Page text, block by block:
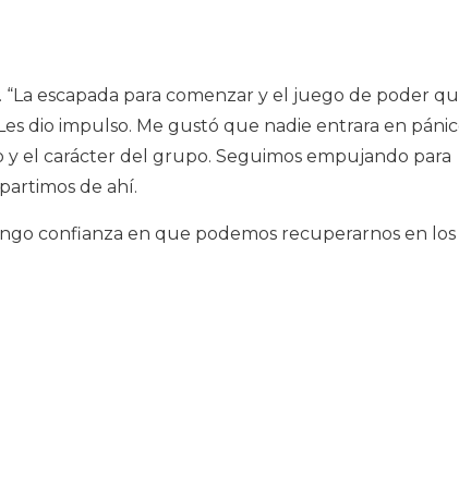
escapada para comenzar y el juego de poder
dio impulso. Me gustó que nadie entrara en
el carácter del grupo. Seguimos empujando para
de ahí.
confianza en que podemos recuperarnos en los